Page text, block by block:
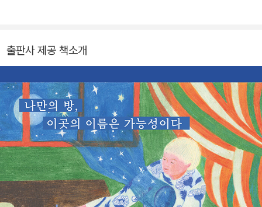
출판사 제공 책소개